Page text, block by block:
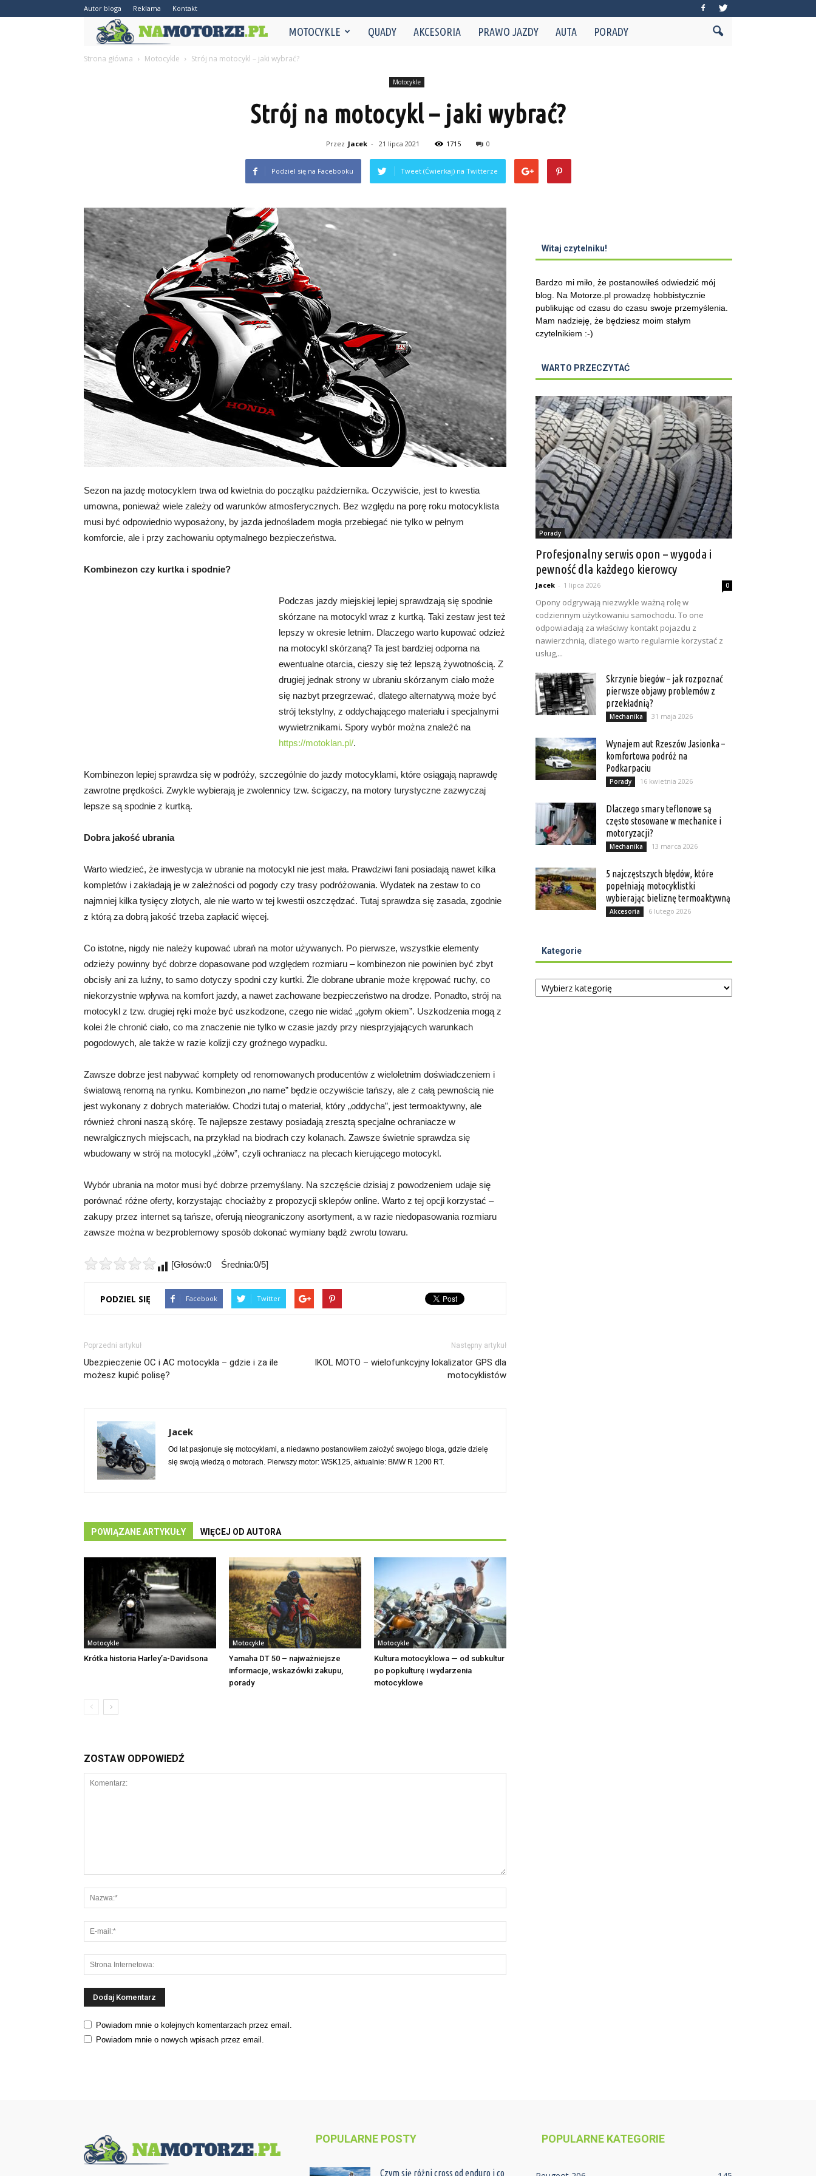
Autor bloga Reklama Kontakt
NaMotorze.pl
MOTOCYKLE QUADY AKCESORIA PRAWO JAZDY AUTA PORADY
Strona główna Motocykle Strój na motocykl – jaki wybrać?
Motocykle
Strój na motocykl – jaki wybrać?
Przez Jacek - 21 lipca 2021 1715 0
Podziel się na Facebooku Tweet (Ćwierkaj) na Twitterze
Sezon na jazdę motocyklem trwa od kwietnia do początku października. Oczywiście, jest to kwestia
umowna, ponieważ wiele zależy od warunków atmosferycznych. Bez względu na porę roku motocyklista
musi być odpowiednio wyposażony, by jazda jednośladem mogła przebiegać nie tylko w pełnym
komforcie, ale i przy zachowaniu optymalnego bezpieczeństwa.
Kombinezon czy kurtka i spodnie?
Podczas jazdy miejskiej lepiej sprawdzają się spodnie
skórzane na motocykl wraz z kurtką. Taki zestaw jest też
lepszy w okresie letnim. Dlaczego warto kupować odzież
na motocykl skórzaną? Ta jest bardziej odporna na
ewentualne otarcia, cieszy się też lepszą żywotnością. Z
drugiej jednak strony w ubraniu skórzanym ciało może
się nazbyt przegrzewać, dlatego alternatywą może być
strój tekstylny, z oddychającego materiału i specjalnymi
wywietrznikami. Spory wybór można znaleźć na
https://motoklan.pl/.
Kombinezon lepiej sprawdza się w podróży, szczególnie do jazdy motocyklami, które osiągają naprawdę
zawrotne prędkości. Zwykle wybierają je zwolennicy tzw. ścigaczy, na motory turystyczne zazwyczaj
lepsze są spodnie z kurtką.
Dobra jakość ubrania
Warto wiedzieć, że inwestycja w ubranie na motocykl nie jest mała. Prawdziwi fani posiadają nawet kilka
kompletów i zakładają je w zależności od pogody czy trasy podróżowania. Wydatek na zestaw to co
najmniej kilka tysięcy złotych, ale nie warto w tej kwestii oszczędzać. Tutaj sprawdza się zasada, zgodnie
z którą za dobrą jakość trzeba zapłacić więcej.
Co istotne, nigdy nie należy kupować ubrań na motor używanych. Po pierwsze, wszystkie elementy
odzieży powinny być dobrze dopasowane pod względem rozmiaru – kombinezon nie powinien być zbyt
obcisły ani za luźny, to samo dotyczy spodni czy kurtki. Źle dobrane ubranie może krępować ruchy, co
niekorzystnie wpływa na komfort jazdy, a nawet zachowane bezpieczeństwo na drodze. Ponadto, strój na
motocykl z tzw. drugiej ręki może być uszkodzone, czego nie widać „gołym okiem”. Uszkodzenia mogą z
kolei źle chronić ciało, co ma znaczenie nie tylko w czasie jazdy przy niesprzyjających warunkach
pogodowych, ale także w razie kolizji czy groźnego wypadku.
Zawsze dobrze jest nabywać komplety od renomowanych producentów z wieloletnim doświadczeniem i
światową renomą na rynku. Kombinezon „no name” będzie oczywiście tańszy, ale z całą pewnością nie
jest wykonany z dobrych materiałów. Chodzi tutaj o materiał, który „oddycha”, jest termoaktywny, ale
również chroni naszą skórę. Te najlepsze zestawy posiadają zresztą specjalne ochraniacze w
newralgicznych miejscach, na przykład na biodrach czy kolanach. Zawsze świetnie sprawdza się
wbudowany w strój na motocykl „żółw”, czyli ochraniacz na plecach kierującego motocykl.
Wybór ubrania na motor musi być dobrze przemyślany. Na szczęście dzisiaj z powodzeniem udaje się
porównać różne oferty, korzystając chociażby z propozycji sklepów online. Warto z tej opcji korzystać –
zakupy przez internet są tańsze, oferują nieograniczony asortyment, a w razie niedopasowania rozmiaru
zawsze można w bezproblemowy sposób dokonać wymiany bądź zwrotu towaru.
[Głosów:0 Średnia:0/5]
PODZIEL SIĘ Facebook Twitter
Poprzedni artykuł
Ubezpieczenie OC i AC motocykla – gdzie i za ile
możesz kupić polisę?
Następny artykuł
IKOL MOTO – wielofunkcyjny lokalizator GPS dla
motocyklistów
Jacek
Od lat pasjonuje się motocyklami, a niedawno postanowiłem założyć swojego bloga, gdzie dzielę
się swoją wiedzą o motorach. Pierwszy motor: WSK125, aktualnie: BMW R 1200 RT.
POWIĄZANE ARTYKUŁY WIĘCEJ OD AUTORA
Motocykle
Krótka historia Harley’a-Davidsona
Motocykle
Yamaha DT 50 – najważniejsze
informacje, wskazówki zakupu,
porady
Motocykle
Kultura motocyklowa — od subkultur
po popkulturę i wydarzenia
motocyklowe
ZOSTAW ODPOWIEDŹ
Powiadom mnie o kolejnych komentarzach przez email.
Powiadom mnie o nowych wpisach przez email.
Witaj czytelniku!
Bardzo mi miło, że postanowiłeś odwiedzić mój
blog. Na Motorze.pl prowadzę hobbistycznie
publikując od czasu do czasu swoje przemyślenia.
Mam nadzieję, że będziesz moim stałym
czytelnikiem :-)
WARTO PRZECZYTAĆ
Porady
Profesjonalny serwis opon – wygoda i
pewność dla każdego kierowcy
Jacek - 1 lipca 2026 0
Opony odgrywają niezwykle ważną rolę w
codziennym użytkowaniu samochodu. To one
odpowiadają za właściwy kontakt pojazdu z
nawierzchnią, dlatego warto regularnie korzystać z
usług,...
Skrzynie biegów – jak rozpoznać
pierwsze objawy problemów z
przekładnią?
Mechanika 31 maja 2026
Wynajem aut Rzeszów Jasionka –
komfortowa podróż na
Podkarpaciu
Porady 16 kwietnia 2026
Dlaczego smary teflonowe są
często stosowane w mechanice i
motoryzacji?
Mechanika 13 marca 2026
5 najczęstszych błędów, które
popełniają motocyklistki
wybierając bieliznę termoaktywną
Akcesoria 6 lutego 2026
Kategorie
Kategorie
POPULARNE POSTY
Czym się różni cross od enduro i co
POPULARNE KATEGORIE